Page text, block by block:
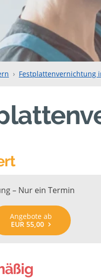
Festplattenvernichtung
– Nur ein Termin
Angebote ab
EUR 55,00